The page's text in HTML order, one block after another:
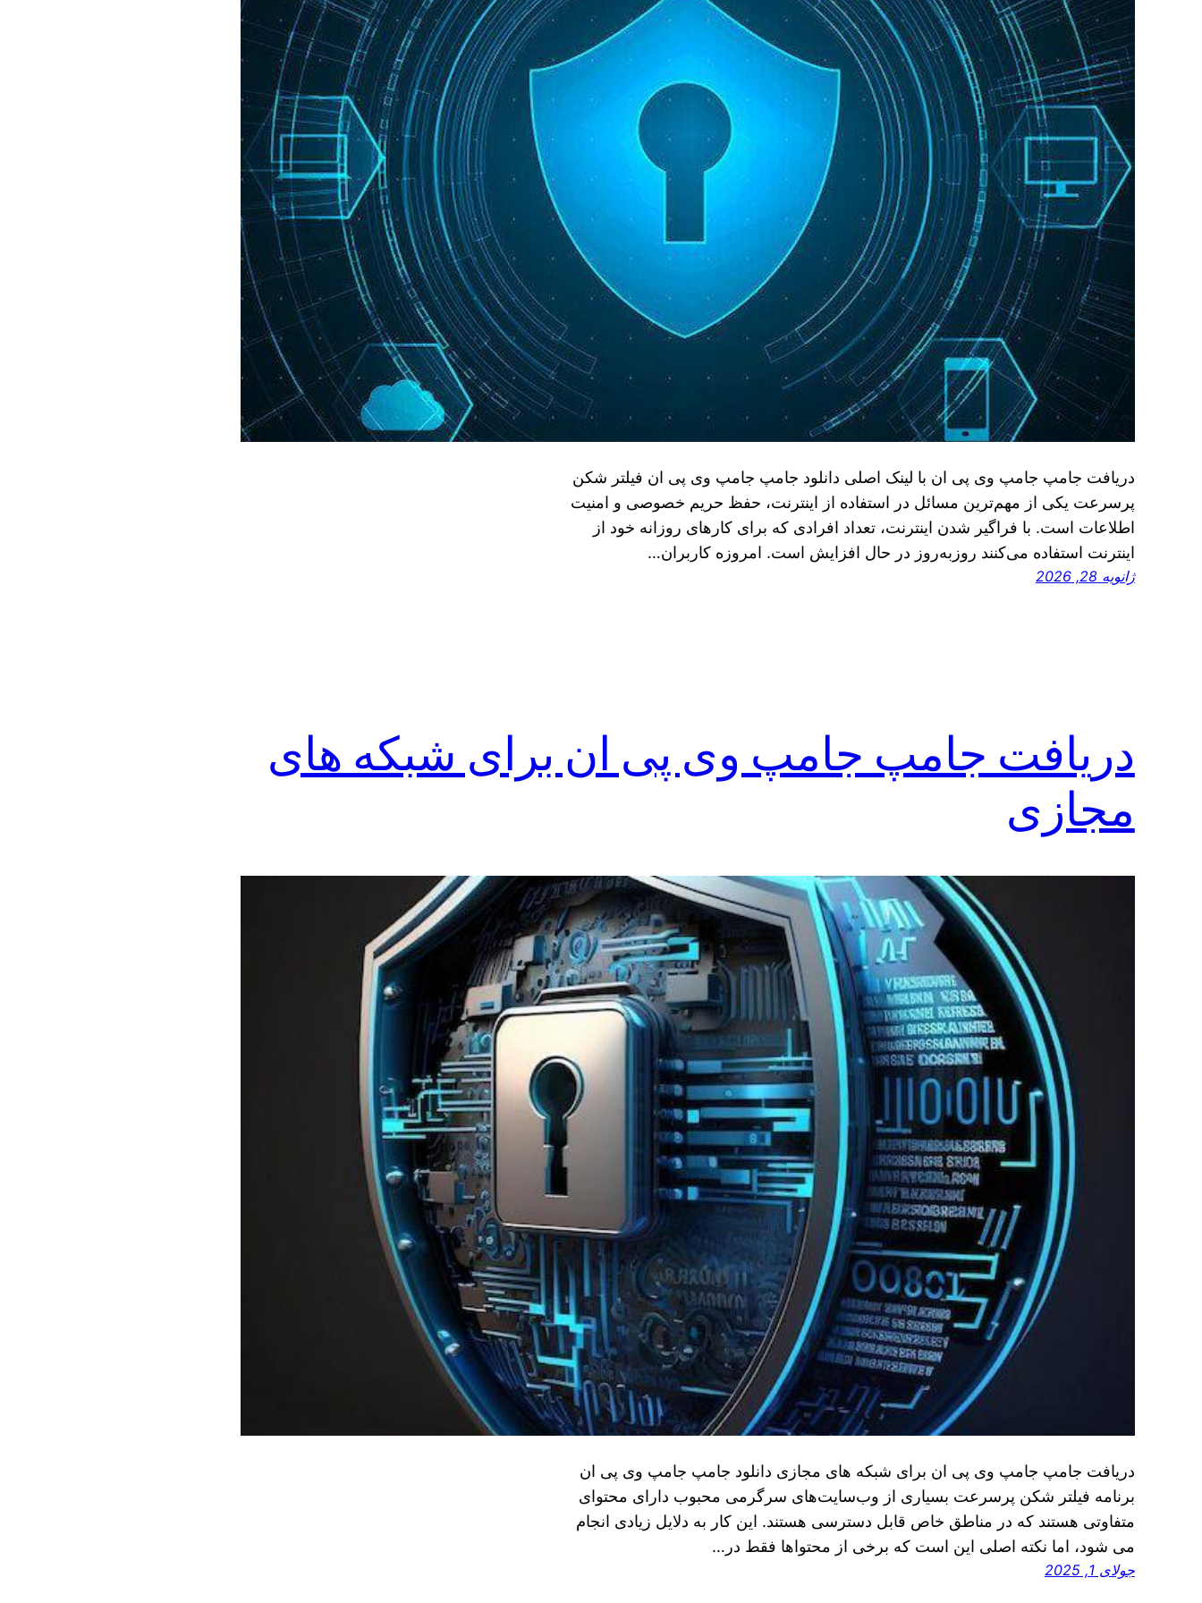
دریافت جامپ جامپ وی پی ان با لینک اصلی دانلود جامپ جامپ وی پی ان فیلتر شکن
پرسرعت یکی از مهم‌ترین مسائل در استفاده از اینترنت، حفظ حریم خصوصی و امنیت
اطلاعات است. با فراگیر شدن اینترنت، تعداد افرادی که برای کارهای روزانه خود از
اینترنت استفاده می‌کنند روز‌به‌روز در حال افزایش است. امروزه کاربران…
ژانویه 28, 2026
دریافت جامپ جامپ وی پی ان برای شبکه های
مجازی
دریافت جامپ جامپ وی پی ان برای شبکه های مجازی دانلود جامپ جامپ وی پی ان
برنامه فیلتر شکن پرسرعت بسیاری از وب‌سایت‌های سرگرمی محبوب دارای محتوای
متفاوتی هستند که در مناطق خاص قابل دسترسی هستند. این کار به دلایل زیادی انجام
می شود، اما نکته اصلی این است که برخی از محتواها فقط در…
جولای 1, 2025